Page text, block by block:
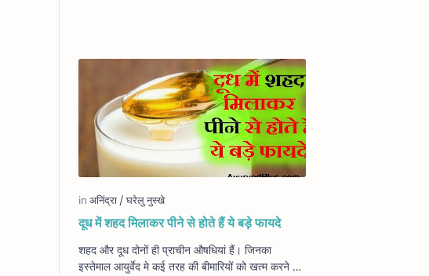
दूध में शहद मिलाकर पीने से होते हैं ये बड़े फायदे
शहद और दूध दोनों ही प्राचीन औषधियां हैं। जिनका
इस्तेमाल आयुर्वेद मे कई तरह की बीमारियों को खत्म करने के